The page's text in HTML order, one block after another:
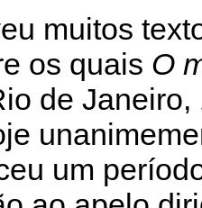
muitos
os quais O
de
um